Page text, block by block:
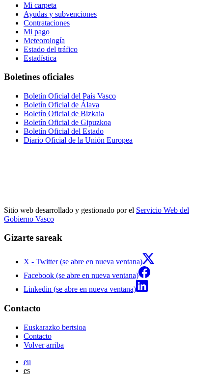
Mi carpeta
Ayudas y subvenciones
Contrataciones
Mi pago
Meteorología
Estado del tráfico
Estadística
Boletines oficiales
Boletín Oficial del País Vasco
Boletín Oficial de Álava
Boletín Oficial de Bizkaia
Boletín Oficial de Gipuzkoa
Boletín Oficial del Estado
Diario Oficial de la Unión Europea
Sitio web desarrollado y gestionado por el Servicio Web del
Gobierno Vasco
Gizarte sareak
X - Twitter (se abre en nueva ventana)
Facebook (se abre en nueva ventana)
Linkedin (se abre en nueva ventana)
Contacto
Euskarazko bertsioa
Contacto
Volver arriba
eu
es